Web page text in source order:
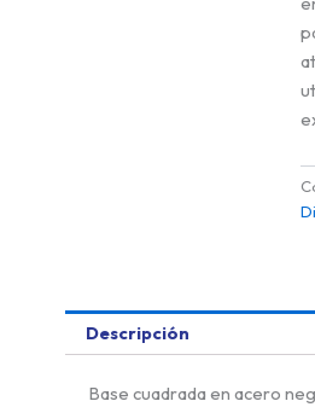
Descripción
Base cuadrada en acero